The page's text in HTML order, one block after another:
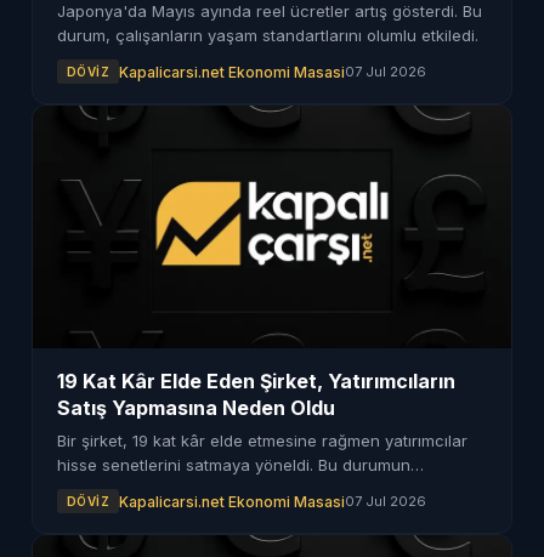
Japonya'da Mayıs ayında reel ücretler artış gösterdi. Bu
durum, çalışanların yaşam standartlarını olumlu etkiledi.
DÖVIZ Kapalicarsi.net Ekonomi Masasi07 Jul 2026
19 Kat Kâr Elde Eden Şirket, Yatırımcıların
Satış Yapmasına Neden Oldu
Bir şirket, 19 kat kâr elde etmesine rağmen yatırımcılar
hisse senetlerini satmaya yöneldi. Bu durumun
DÖVIZ Kapalicarsi.net Ekonomi Masasi07 Jul 2026